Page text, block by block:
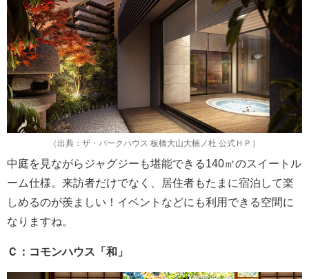
（出典：ザ・パークハウス 板橋大山大楠ノ杜 公式ＨＰ）
中庭を見ながらジャグジーも堪能できる140㎡のスイートル
ーム仕様。来訪者だけでなく、居住者もたまに宿泊して楽
しめるのが羨ましい！イベントなどにも利用できる空間に
なりますね。
Ｃ：コモンハウス「和」